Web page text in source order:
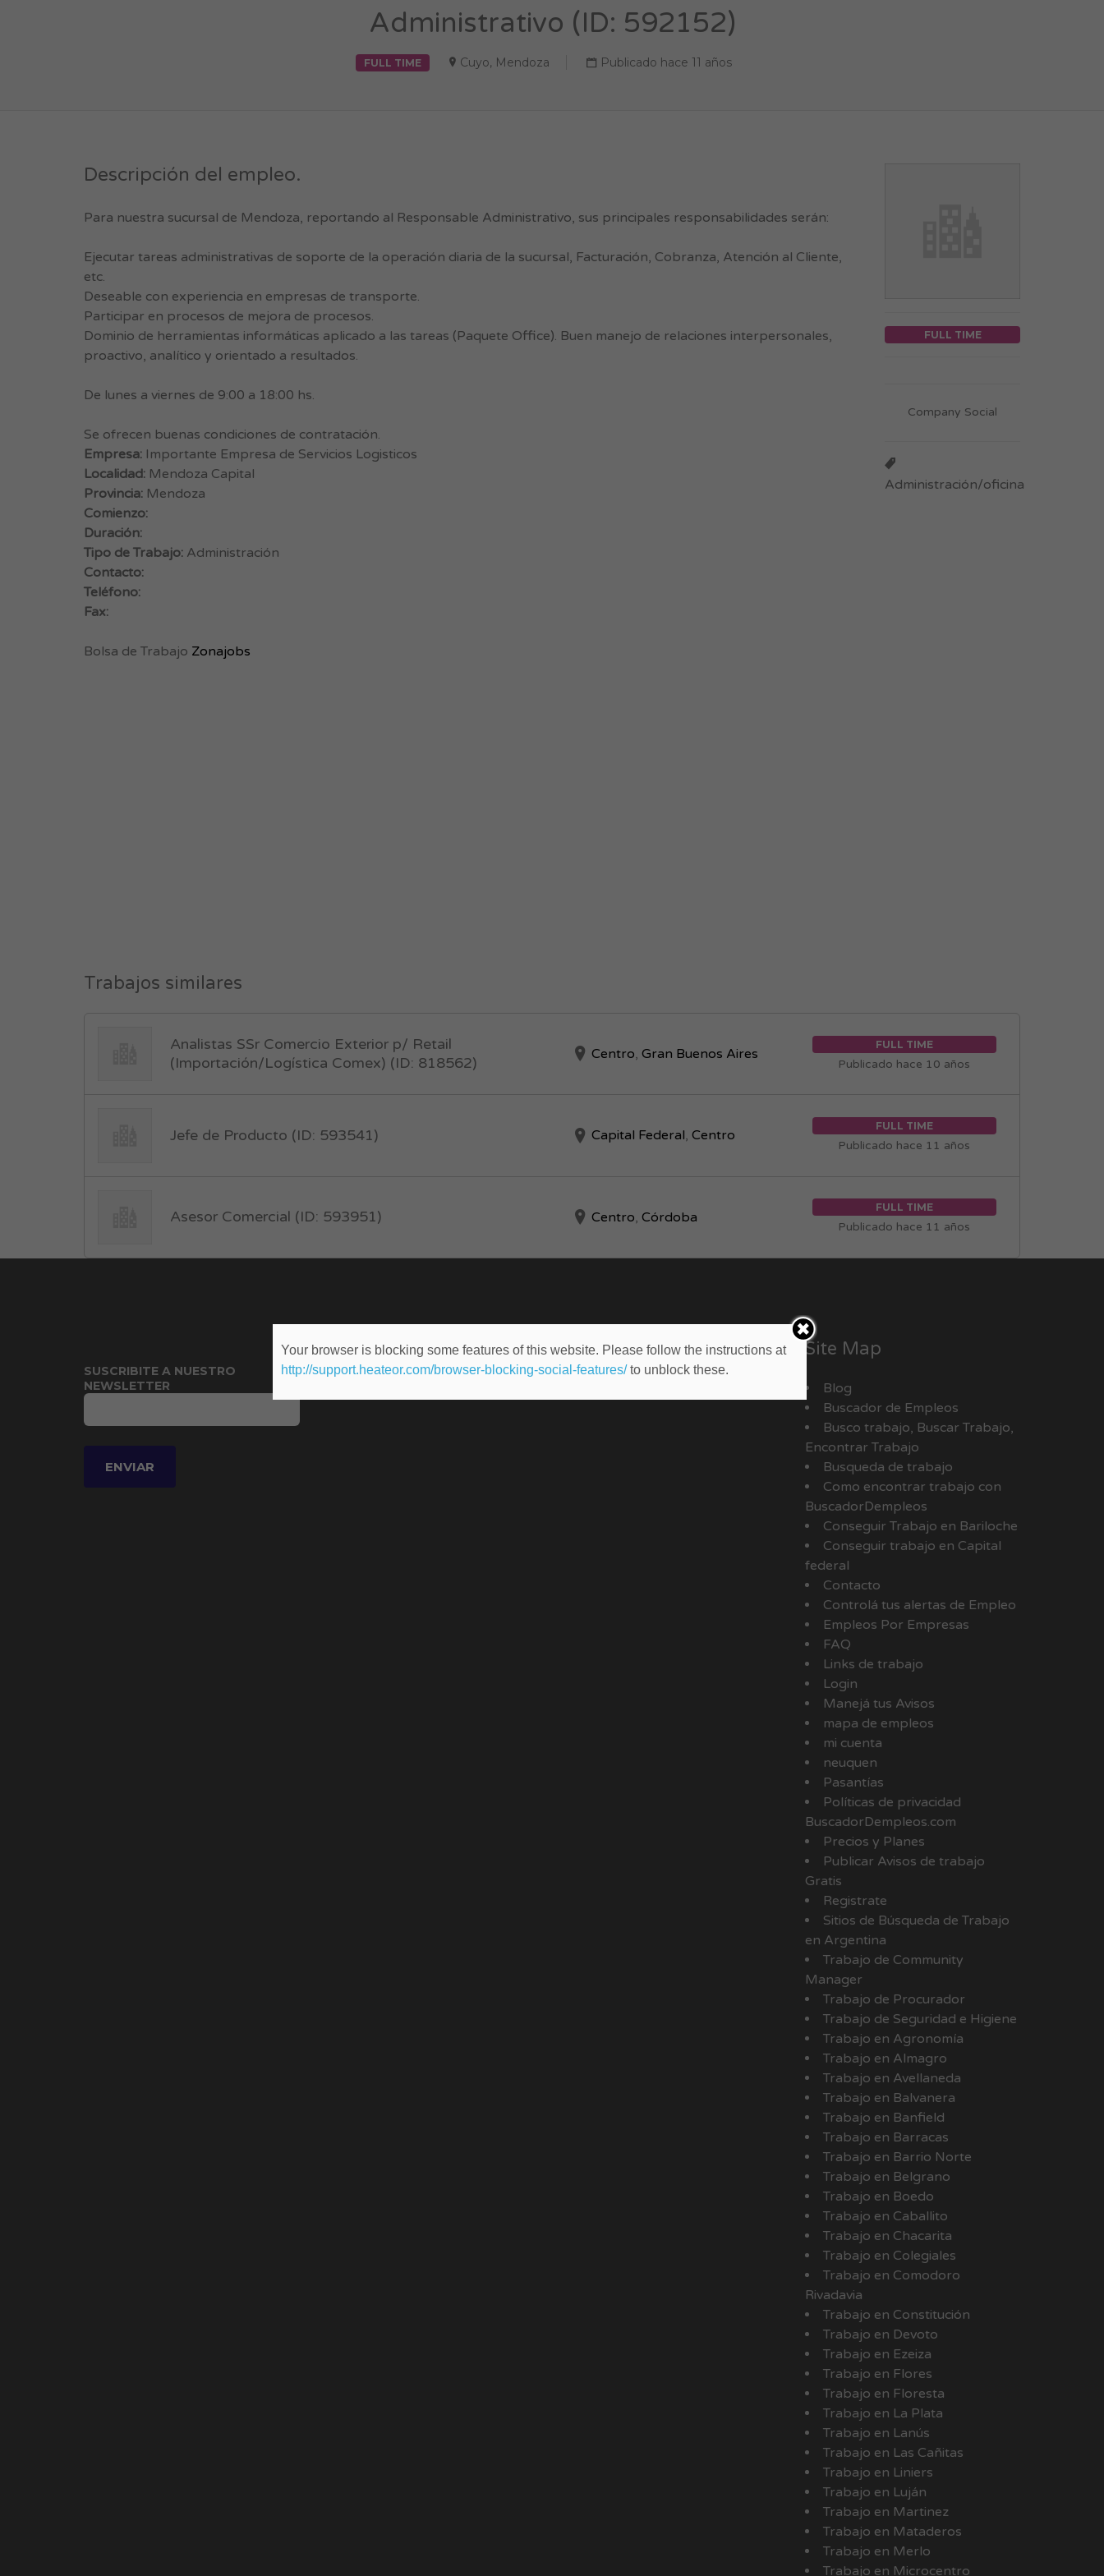
Administrativo (ID: 592152)
FULL TIME Cuyo, Mendoza Publicado hace 11 años
Descripción del empleo.
Para nuestra sucursal de Mendoza, reportando al Responsable Administrativo, sus principales responsabilidades serán:
Ejecutar tareas administrativas de soporte de la operación diaria de la sucursal, Facturación, Cobranza, Atención al Cliente,
etc.
Deseable con experiencia en empresas de transporte.
Participar en procesos de mejora de procesos.
Dominio de herramientas informáticas aplicado a las tareas (Paquete Office). Buen manejo de relaciones interpersonales,
proactivo, analítico y orientado a resultados.
De lunes a viernes de 9:00 a 18:00 hs.
Se ofrecen buenas condiciones de contratación.
Empresa: Importante Empresa de Servicios Logisticos
Localidad: Mendoza Capital
Provincia: Mendoza
Comienzo:
Duración:
Tipo de Trabajo: Administración
Contacto:
Teléfono:
Fax:
Bolsa de Trabajo Zonajobs
FULL TIME
Company Social
Administración/oficina
Trabajos similares
Analistas SSr Comercio Exterior p/ Retail
(Importación/Logística Comex) (ID: 818562)
Centro, Gran Buenos Aires
FULL TIME
Publicado hace 10 años
Jefe de Producto (ID: 593541) Capital Federal, Centro
FULL TIME
Publicado hace 11 años
Asesor Comercial (ID: 593951) Centro, Córdoba
FULL TIME
Publicado hace 11 años
SUSCRIBITE A NUESTRO
NEWSLETTER
Site Map
Blog
Buscador de Empleos
Busco trabajo, Buscar Trabajo,
Encontrar Trabajo
Busqueda de trabajo
Como encontrar trabajo con
BuscadorDempleos
Conseguir Trabajo en Bariloche
Conseguir trabajo en Capital
federal
Contacto
Controlá tus alertas de Empleo
Empleos Por Empresas
FAQ
Links de trabajo
Login
Manejá tus Avisos
mapa de empleos
mi cuenta
neuquen
Pasantías
Políticas de privacidad
BuscadorDempleos.com
Precios y Planes
Publicar Avisos de trabajo
Gratis
Registrate
Sitios de Búsqueda de Trabajo
en Argentina
Trabajo de Community
Manager
Trabajo de Procurador
Trabajo de Seguridad e Higiene
Trabajo en Agronomía
Trabajo en Almagro
Trabajo en Avellaneda
Trabajo en Balvanera
Trabajo en Banfield
Trabajo en Barracas
Trabajo en Barrio Norte
Trabajo en Belgrano
Trabajo en Boedo
Trabajo en Caballito
Trabajo en Chacarita
Trabajo en Colegiales
Trabajo en Comodoro
Rivadavia
Trabajo en Constitución
Trabajo en Devoto
Trabajo en Ezeiza
Trabajo en Flores
Trabajo en Floresta
Trabajo en La Plata
Trabajo en Lanús
Trabajo en Las Cañitas
Trabajo en Liniers
Trabajo en Luján
Trabajo en Martinez
Trabajo en Mataderos
Trabajo en Merlo
Trabajo en Microcentro
Your browser is blocking some features of this website. Please follow the instructions at
http://support.heateor.com/browser-blocking-social-features/to unblock these.